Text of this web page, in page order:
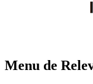
Menu de